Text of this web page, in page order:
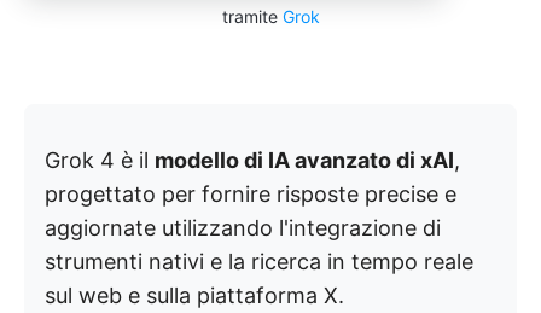
tramite Grok
Grok 4 è il modello di IA avanzato di xAI,
progettato per fornire risposte precise e
aggiornate utilizzando l'integrazione di
strumenti nativi e la ricerca in tempo reale
sul web e sulla piattaforma X.